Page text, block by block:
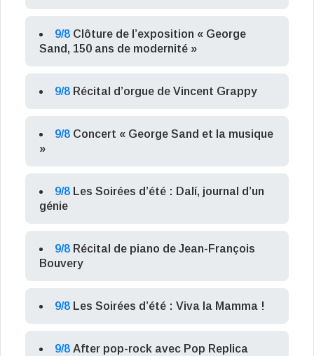
9/8 Clôture de l’exposition « George
Sand, 150 ans de modernité »
9/8 Récital d’orgue de Vincent Grappy
9/8 Concert « George Sand et la musique
»
9/8 Les Soirées d’été : Dalí, journal d’un
génie
9/8 Récital de piano de Jean-François
Bouvery
9/8 Les Soirées d’été : Viva la Mamma !
9/8 After pop-rock avec Pop Replica